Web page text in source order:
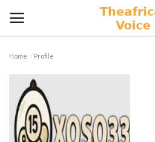
Home
Contact
Home Profile